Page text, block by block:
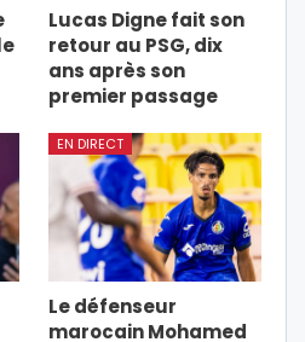
Lucas Digne fait son
retour au PSG, dix
ans après son
premier passage
EN DIRECT
Le défenseur
marocain Mohamed